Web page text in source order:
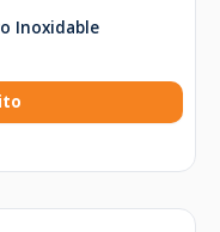
Inoxidable